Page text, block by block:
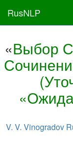
RusNLP
«Выбор
V. V. Vinogradov